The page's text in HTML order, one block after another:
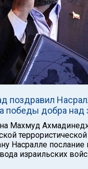
поздравил
победы добра над
Махмуд
Насралле
израильских